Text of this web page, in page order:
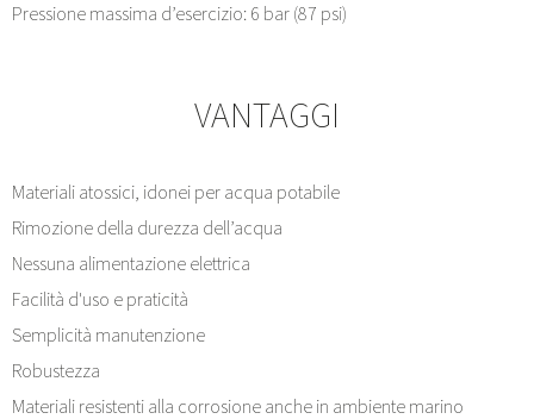
Pressione massima d’esercizio: 6 bar (87 psi)
VANTAGGI
Materiali atossici, idonei per acqua potabile
Rimozione della durezza dell’acqua
Nessuna alimentazione elettrica
Facilità d'uso e praticità
Semplicità manutenzione
Robustezza
Materiali resistenti alla corrosione anche in ambiente marino